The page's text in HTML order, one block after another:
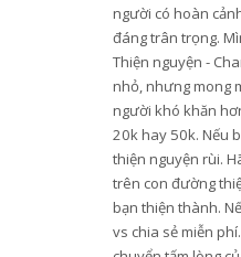
người có hoàn
đáng trân trọng.
Thiện nguyện -
nhỏ, nhưng mong
người khó khăn
20k hay 50k. Nếu
thiện nguyện rùi.
trên con đường
bạn thiện thành.
vs chia sẻ miễn